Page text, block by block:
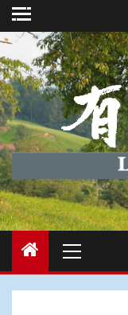
Skip
to
content
Menu